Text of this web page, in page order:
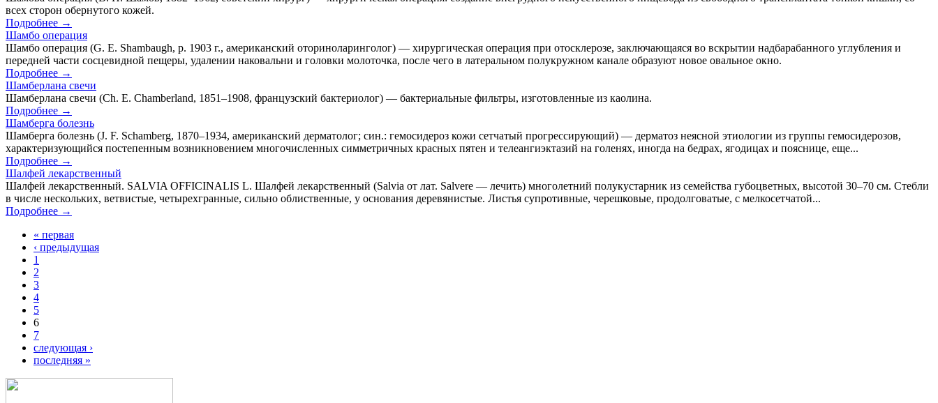
всех сторон обернутого кожей.
Подробнее →
Шамбо операция
Шамбо операция (G. Е. Shambaugh, р. 1903 г., американский оториноларинголог) — хирургическая операция при отосклерозе, заключающаяся во вскрытии надбарабанного углубления и
передней части сосцевидной пещеры, удалении наковальни и головки молоточка, после чего в латеральном полукружном канале образуют новое овальное окно.
Подробнее →
Шамберлана свечи
Шамберлана свечи (Ch. Е. Chamberland, 1851–1908, французский бактериолог) — бактериальные фильтры, изготовленные из каолина.
Подробнее →
Шамберга болезнь
Шамберга болезнь (J. F. Schamberg, 1870–1934, американский дерматолог; син.: гемосидероз кожи сетчатый прогрессирующий) — дерматоз неясной этиологии из группы гемосидерозов,
характеризующийся постепенным возникновением многочисленных симметричных красных пятен и телеангиэктазий на голенях, иногда на бедрах, ягодицах и пояснице, еще...
Подробнее →
Шалфей лекарственный
Шалфей лекарственный. SALVIA OFFICINALIS L. Шалфей лекарственный (Salvia от лат. Salvere — лечить) многолетний полукустарник из семейства губоцветных, высотой 30–70 см. Стебли
в числе нескольких, ветвистые, четырехгранные, сильно облиственные, у основания деревянистые. Листья супротивные, черешковые, продолговатые, с мелкосетчатой...
Подробнее →
« первая
‹ предыдущая
1
2
3
4
5
6
7
следующая ›
последняя »